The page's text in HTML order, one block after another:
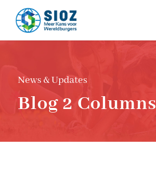
News & Updates
Blog 2 Columns